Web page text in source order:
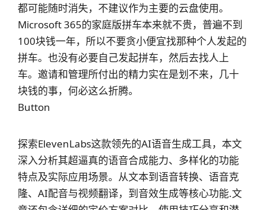
都可能随时消失，不建议作为主要的云盘使用。
Microsoft 365的家庭版拼车本来就不贵，普遍不到
100块钱一年，所以不要贪小便宜找那种个人发起的
拼车。也没有必要自己发起拼车，然后去找人上
车。邀请和管理所付出的精力实在是划不来，几十
块钱的事，何必这么折腾。
Button
探索ElevenLabs这款领先的AI语音生成工具，本文
深入分析其超逼真的语音合成能力、多样化的功能
特点及实际应用场景。从文本到语音转换、语音克
隆、AI配音与视频翻译，到音效生成等核心功能.文